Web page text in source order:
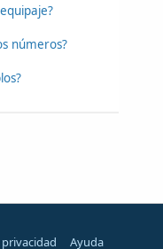
números?
Ayuda